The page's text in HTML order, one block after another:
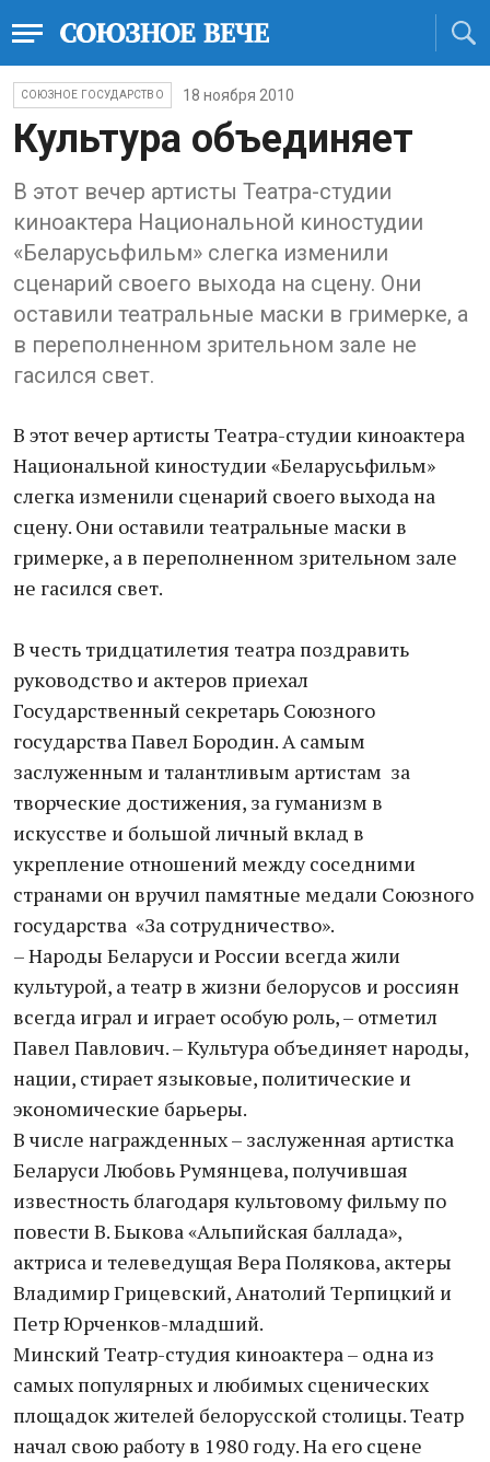
СОЮЗНОЕ ГОСУДАРСТВО 18 ноября 2010
Культура объединяет
В этот вечер артисты Театра-студии
киноактера Национальной киностудии
«Беларусьфильм» слегка изменили
сценарий своего выхода на сцену. Они
оставили театральные маски в гримерке, а
в переполненном зрительном зале не
гасился свет.
В этот вечер артисты Театра-студии киноактера
Национальной киностудии «Беларусьфильм»
слегка изменили сценарий своего выхода на
сцену. Они оставили театральные маски в
гримерке, а в переполненном зрительном зале
не гасился свет.
В честь тридцатилетия театра поздравить
руководство и актеров приехал
Государственный секретарь Союзного
государства Павел Бородин. А самым
заслуженным и талантливым артистам за
творческие достижения, за гуманизм в
искусстве и большой личный вклад в
укрепление отношений между соседними
странами он вручил памятные медали Союзного
государства «За сотрудничество».
– Народы Беларуси и России всегда жили
культурой, а театр в жизни белорусов и россиян
всегда играл и играет особую роль, – отметил
Павел Павлович. – Культура объединяет народы,
нации, стирает языковые, политические и
экономические барьеры.
В числе награжденных – заслуженная артистка
Беларуси Любовь Румянцева, получившая
известность благодаря культовому фильму по
повести В. Быкова «Альпийская баллада»,
актриса и телеведущая Вера Полякова, актеры
Владимир Грицевский, Анатолий Терпицкий и
Петр Юрченков-младший.
Минский Театр-студия киноактера – одна из
самых популярных и любимых сценических
площадок жителей белорусской столицы. Театр
начал свою работу в 1980 году. На его сцене